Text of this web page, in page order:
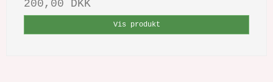
200,00 DKK
Vis produkt